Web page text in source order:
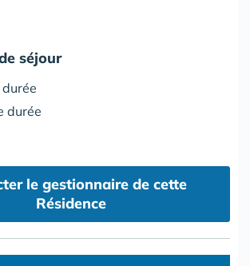
séjour
durée
le gestionnaire de cette
Résidence